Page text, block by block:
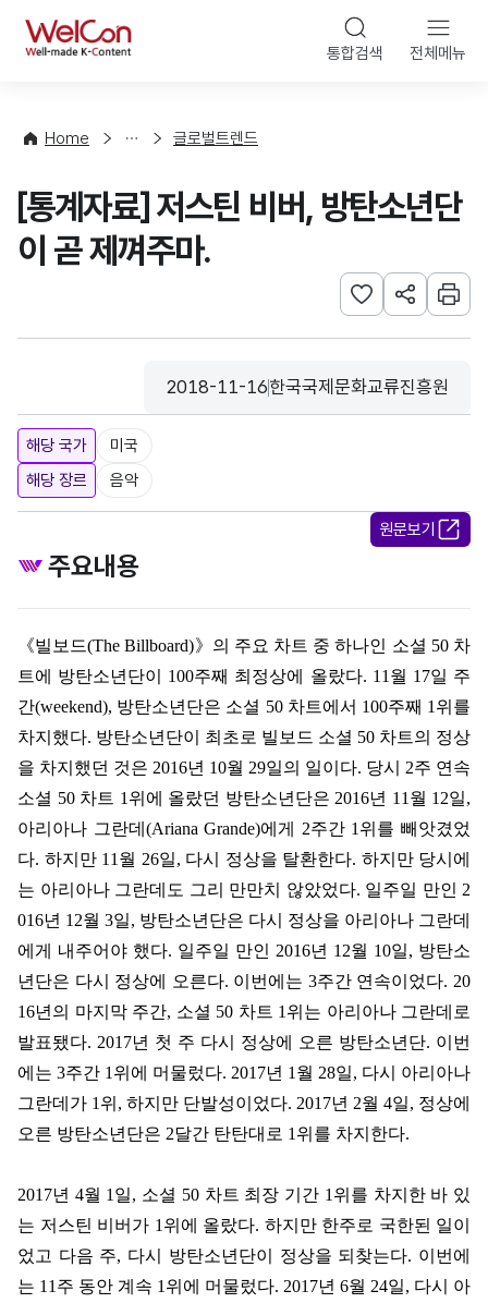
WelCon 통합검색 전체메뉴
Home
향
계
글로벌트렌드
[통계자료] 저스틴 비버, 방탄소년단
이 곧 제껴주마.
관심사 등록하기
URL 공유하
인쇄
등록일
2018-11-16
수집기관
한국국제문화교류진흥원
해당 국가
미국
해당 장르
음악
원문보기
주요내용
《빌보드(The Billboard)》 의 주요 차트 중 하나인 소셜 50 차
트에 방탄소년단이 100주째 최정상에 올랐다. 11 월 17일 주
간(weekend), 방탄소년단은 소셜 50 차트에서 100주째 1 위를
차지했다. 방탄소년단이 최초로 빌보드 소셜 50 차트의 정상
을 차지했던 것은 2016년 10월 29일의 일이다. 당시 2주 연속
소셜 50 차트 1 위에 올랐던 방탄소년단은 2016년 11 월 12일,
아리아나 그란데 (Ariana Grande)에게 2주간 1 위를 빼앗겼었
다. 하지만 11 월 26일, 다시 정상을 탈환한다. 하지만 당시에
는 아리아나 그란데도 그리 만만치 않았었다. 일주일 만인 2
016년 12월 3일, 방탄소년단은 다시 정상을 아리아나 그란데
에게 내주어야 했다. 일주일 만인 2016년 12월 10일, 방탄소
년단은 다시 정상에 오른다. 이번에는 3주간 연속이었다. 20
16년의 마지막 주간, 소셜 50 차트 1 위는 아리아나 그란데로
발표됐다. 2017년 첫 주 다시 정상에 오른 방탄소년단. 이번
에는 3주간 1 위에 머물렀다. 2017년 1 월 28일, 다시 아리아나
그란데가 1 위 , 하지만 단발성이었다. 2017년 2월 4일, 정상에
오른 방탄소년단은 2달간 탄탄대로 1 위를 차지한다.
2017년 4월 1 일, 소셜 50 차트 최장 기간 1 위를 차지한 바 있
는 저스틴 비버가 1 위에 올랐다. 하지만 한주로 국한된 일이
었고 다음 주, 다시 방탄소년단이 정상을 되찾는다. 이번에
는 11 주 동안 계속 1 위에 머물렀다. 2017년 6월 24일, 다시 아